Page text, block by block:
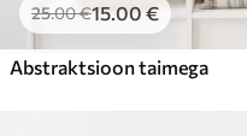
25.00€15.00€
Abstraktsioon taimega